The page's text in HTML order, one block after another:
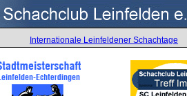
Internationale Leinfeldener Schachtage